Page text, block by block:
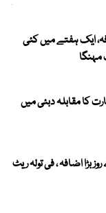
ایک ہفتے میں کئی
اور بھارت کا مقابلہ دبئی میں
اضافہ ، فی تولہ ریٹ